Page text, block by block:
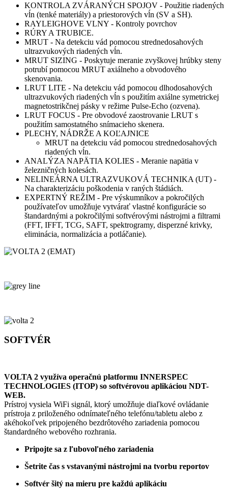
KONTROLA ZVÁRANÝCH SPOJOV - Použitie riadených
vĺn (tenké materiály) a priestorových vĺn (SV a SH).
RAYLEIGHOVE VLNY - Kontroly povrchov
RÚRY A TRUBICE.
MRUT - Na detekciu vád pomocou strednedosahových
ultrazvukových riadených vĺn.
MRUT SIZING - Poskytuje meranie zvyškovej hrúbky steny
potrubí pomocou MRUT axiálneho a obvodového
skenovania.
LRUT LITE - Na detekciu vád pomocou dlhodosahových
ultrazvukových riadených vĺn s použitím axiálne symetrickej
magnetostrikčnej pásky v režime Pulse-Echo (ozvena).
LRUT FOCUS - Pre obvodové zaostrovanie LRUT s
použitím samostatného snímacieho skenera.
PLECHY, NÁDRŽE A KOĽAJNICE
MRUT na detekciu vád pomocou strednedosahových
riadených vĺn.
ANALÝZA NAPÄTIA KOLIES - Meranie napätia v
železničných kolesách.
NELINEÁRNA ULTRAZVUKOVÁ TECHNIKA (UT) -
Na charakterizáciu poškodenia v raných štádiách.
EXPERTNÝ REŽIM - Pre výskumníkov a pokročilých
používateľov umožňuje vytvárať vlastné konfigurácie so
štandardnými a pokročilými softvérovými nástrojmi a filtrami
(FFT, IFFT, TCG, SAFT, spektrogramy, disperzné krivky,
eliminácia, normalizácia a potláčanie).
SOFTVÉR
VOLTA 2 využíva operačnú platformu INNERSPEC
TECHNOLOGIES (ITOP) so softvérovou aplikáciou NDT-
WEB.
Prístroj vysiela WiFi signál, ktorý umožňuje diaľkové ovládanie
prístroja z priloženého odnímateľného telefónu/tabletu alebo z
akéhokoľvek pripojeného bezdrôtového zariadenia pomocou
štandardného webového rozhrania.
Pripojte sa z ľubovoľného zariadenia
Šetrite čas s vstavanými nástrojmi na tvorbu reportov
Softvér šitý na mieru pre každú aplikáciu